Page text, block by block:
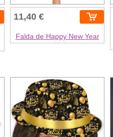
11,40 €
Falda de Happy New Year